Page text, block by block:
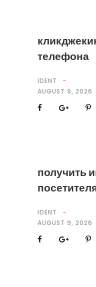
телефона
IDENT
AUGUST 9, 2026
получить
IDENT
AUGUST 9, 2026